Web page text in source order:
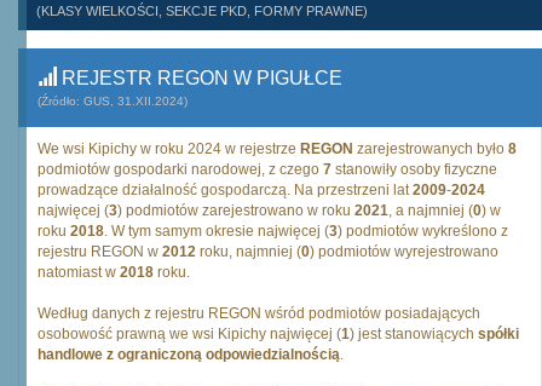
(KLASY WIELKOŚCI, SEKCJE PKD, FORMY PRAWNE)
REJESTR REGON W PIGUŁCE
(Źródło: GUS, 31.XII.2024)
We wsi Kipichy w roku 2024 w rejestrze REGON zarejestrowanych było 8
podmiotów gospodarki narodowej, z czego 7 stanowiły osoby fizyczne
prowadzące działalność gospodarczą. Na przestrzeni lat2009-2024
najwięcej (3) podmiotów zarejestrowano w roku 2021, a najmniej (0) w
roku 2018. W tym samym okresie najwięcej (3) podmiotów wykreślono z
rejestru REGON w 2012 roku, najmniej (0) podmiotów wyrejestrowano
natomiast w 2018 roku.
Według danych z rejestru REGON wśród podmiotów posiadających
osobowość prawną we wsi Kipichy najwięcej (1) jest stanowiących spółki
handlowe z ograniczoną odpowiedzialnością.